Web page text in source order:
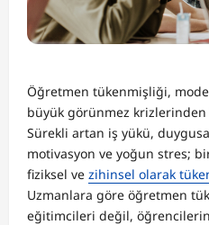
Öğretmen tükenmişliği,
büyük görünmez
Sürekli artan iş yükü,
motivasyon ve yoğun stres;
fiziksel ve zihinsel olarak
Uzmanlara göre öğretmen
eğitimcileri değil, öğrencilerin